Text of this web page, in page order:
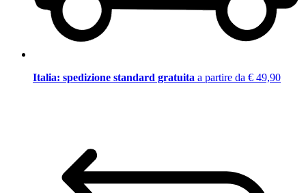
Italia: spedizione standard gratuita a partire da € 49,90